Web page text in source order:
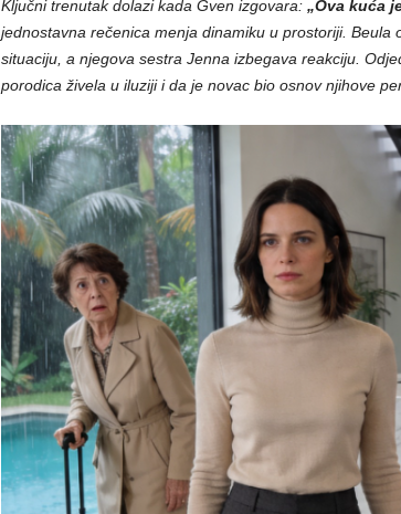
Ključni trenutak dolazi kada Gven izgovara: „Ova kuća
jednostavna rečenica menja dinamiku u prostoriji. Beula
situaciju, a njegova sestra Jenna izbegava reakciju.
porodica živela u iluziji i da je novac bio osnov njihove